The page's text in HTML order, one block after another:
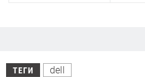
ТЕГИ dell